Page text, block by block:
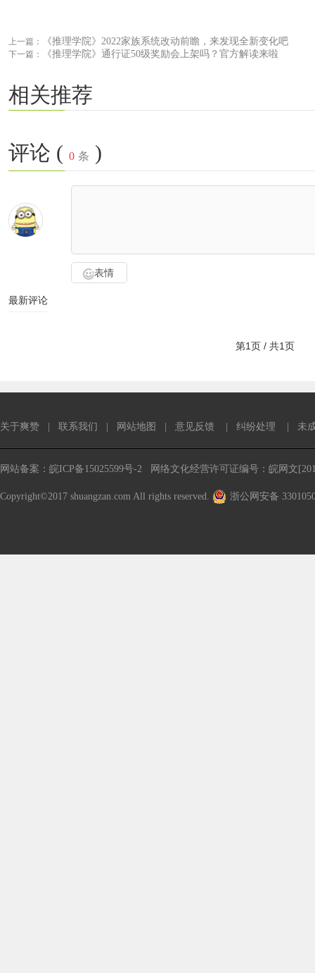
上一篇： 《推理学院》2022家族系统改动前瞻，来发现全新变化吧
下一篇： 《推理学院》通行证50级奖励会上架吗？官方解读来啦
相关推荐
评论 ( 0 条 )
表情
最新评论
第1页 / 共1页
关于爽赞 联系我们 网站地图 意见反馈 纠纷处理 未
网站备案：皖ICP备15025599号-2 网络文化经营许可证编号：皖网文
Copyright©2017 shuangzan.com All rights reserved. 浙公网安备